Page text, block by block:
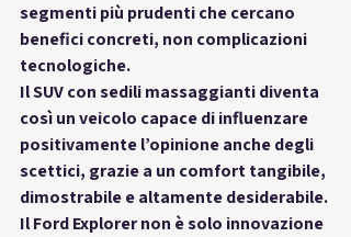
segmenti più prudenti che cercano
benefici concreti, non complicazioni
tecnologiche.
Il SUV con sedili massaggianti diventa
così un veicolo capace di influenzare
positivamente l’opinione anche degli
scettici, grazie a un comfort tangibile,
dimostrabile e altamente desiderabile.
Il Ford Explorer non è solo innovazione